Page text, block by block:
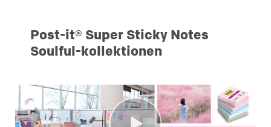
Post-it® Super Sticky Notes
Soulful-kollektionen